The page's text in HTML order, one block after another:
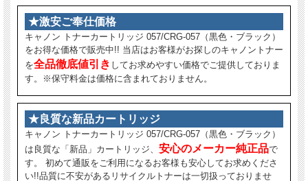
★激安ご奉仕価格
キャノン トナーカートリッジ 057/CRG-057（黒色・ブラック）
をお得な価格で販売中!! 当店はお客様がお探しのキャノントナー
を全品徹底値引き してお求めやすい価格でご提供しておりま
す。※保守料金は価格に含まれておりません。
★良質な新品カートリッジ
キャノン トナーカートリッジ 057/CRG-057（黒色・ブラック）
は良質な「新品」カートリッジ、 安心のメーカー純正品で
す。 初めて通販をご利用になるお客様も安心してお求めくださ
い!!品質に不安があるリサイクルトナーは一切扱っておりませ